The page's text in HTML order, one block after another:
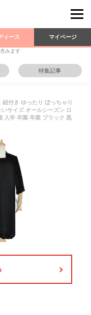
ィース マイページ
みます
特集記事
付き ゆったり ぽっちゃり
サイズ オールシーズン ロ
入学 卒園 卒業 ブラック 黒